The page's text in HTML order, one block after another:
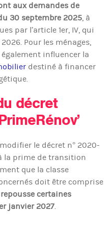
aux demandes de
30 septembre 2025, à
par l’article 1er, IV, qui
Pour les ménages,
influencer la
destiné à financer
décret
le décret n° 2020-
la prime de transition
que la classe
doit être comprise
certaines
janvier 2027.